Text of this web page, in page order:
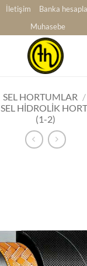
İletişim Banka
Muhasebe
SEL HORTUMLAR /
SEL HIDROLIK
(1-2)